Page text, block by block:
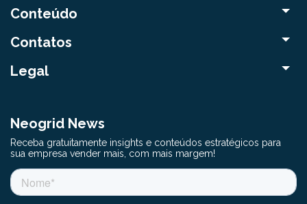
Conteúdo
Contatos
Legal
Neogrid News